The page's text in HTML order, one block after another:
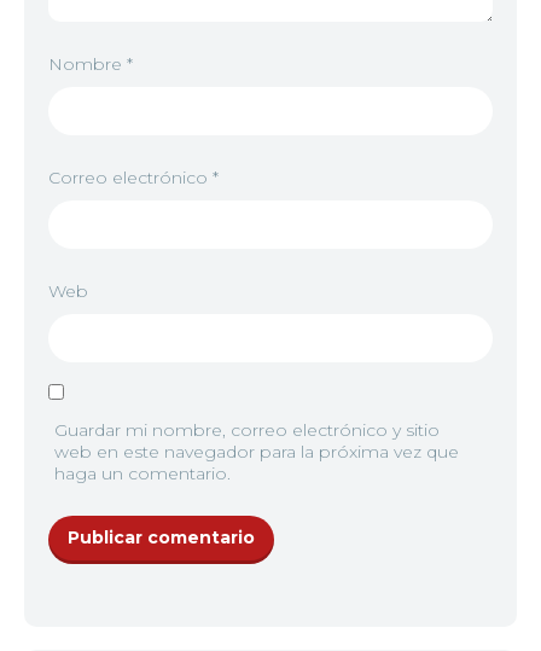
Nombre *
Correo electrónico *
Web
Guardar mi nombre, correo electrónico y sitio
web en este navegador para la próxima vez que
haga un comentario.